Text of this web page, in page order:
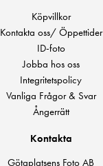
Köpvillkor
Kontakta oss/ Öppettider
ID-foto
Jobba hos oss
Integritetspolicy
Vanliga Frågor & Svar
Ångerrätt
Kontakta
Götaplatsens Foto AB